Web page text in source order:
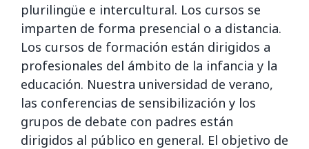
plurilingüe e intercultural. Los cursos se
imparten de forma presencial o a distancia.
Los cursos de formación están dirigidos a
profesionales del ámbito de la infancia y la
educación. Nuestra universidad de verano,
las conferencias de sensibilización y los
grupos de debate con padres están
dirigidos al público en general. El objetivo de